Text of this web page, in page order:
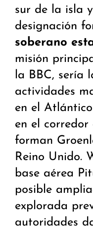
sur de la isla
designación
soberano
misión
la BBC, sería
actividades
en el
en el
forman
Reino Unido.
base aérea
posible
explorada
autoridades